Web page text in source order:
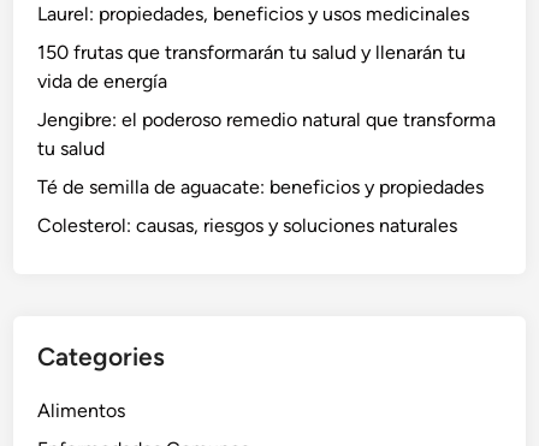
Laurel: propiedades, beneficios y usos medicinales
150 frutas que transformarán tu salud y llenarán tu
vida de energía
Jengibre: el poderoso remedio natural que transforma
tu salud
Té de semilla de aguacate: beneficios y propiedades
Colesterol: causas, riesgos y soluciones naturales
Categories
Alimentos